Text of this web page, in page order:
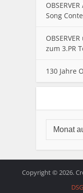
Song
zum 3.PR
130 Jahre
Copyright © 2026.